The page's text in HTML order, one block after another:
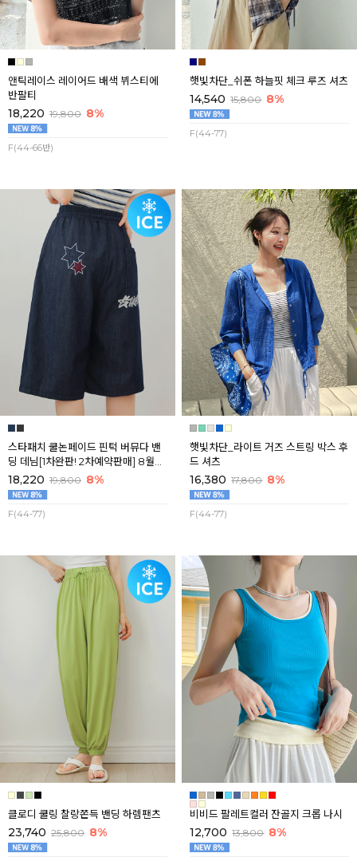
앤틱레이스 레이어드 배색 뷔스티에
반팔티
18,220 19,800 8%
F(44-66반)
햇빛차단_쉬폰 하늘핏 체크 루즈 셔츠
14,540 15,800 8%
F(44-77)
스타패치 쿨논페이드 핀턱 버뮤다 밴
딩 데님[1차완판! 2차예약판매] 8월셋
째주 순차배송
18,220 19,800 8%
F(44-77)
햇빛차단_라이트 거즈 스트링 박스 후
드 셔츠
16,380 17,800 8%
F(44-77)
클로디 쿨링 찰랑쫀득 밴딩 하렘팬츠
23,740 25,800 8%
비비드 팔레트컬러 잔골지 크롭 나시
12,700 13,800 8%